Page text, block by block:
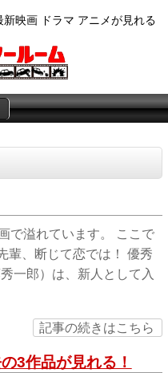
映画 ドラマ アニメが見れる
で溢れています。 ここで
輩、断じて恋では！ 優秀
一郎）は、新人として入
記事の続きはこちら
3作品が見れる！